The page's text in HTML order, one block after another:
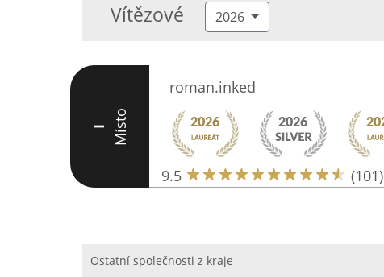
Vítězové 2026
I Místo
roman.inked
9.5 (101)
Ostatní společnosti z kraje